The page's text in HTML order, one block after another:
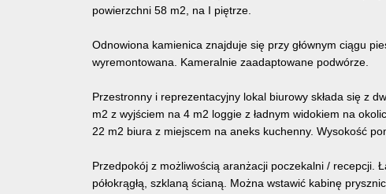
powierzchni 58 m2, na I piętrze.
Odnowiona kamienica znajduje się przy głównym ciągu
wyremontowana. Kameralnie zaadaptowane podwórze.
Przestronny i reprezentacyjny lokal biurowy składa się z
m2 z wyjściem na 4 m2 loggie z ładnym widokiem na
22 m2 biura z miejscem na aneks kuchenny. Wysokość
Przedpokój z możliwością aranżacji poczekalni / recepcji.
półokrągłą, szklaną ścianą. Można wstawić kabinę